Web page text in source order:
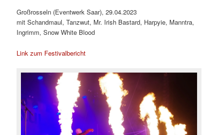
Großrosseln (Eventwerk Saar), 29.04.2023
mit Schandmaul, Tanzwut, Mr. Irish Bastard, Harpyie, Manntra,
Ingrimm, Snow White Blood
Link zum Festivalbericht